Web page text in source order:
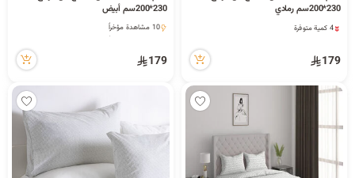
230*200سم رمادي
4 كمية متوفرة
4 كمية متوفرة
11 مشاهدة مؤخراً
179
230*200سم أبيض
10 مشاهدة مؤخراً
179